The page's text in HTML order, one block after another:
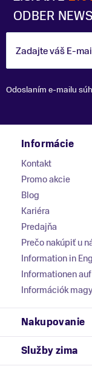
ODBER
Zadajte váš E-
Odoslaním e-mailu
Informácie
Kontakt
Promo akcie
Blog
Kariéra
Predajňa
Prečo nakúpiť u
Information in
Informationen
Információk
Nakupovanie
Služby zima